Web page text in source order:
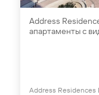
Address
апартаменты с
Address Residences